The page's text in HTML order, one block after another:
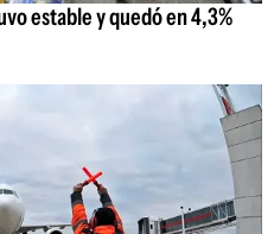
estable y quedó en 4,3%